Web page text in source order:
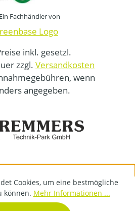
Ein Fachhändler von
inkl. gesetzl.
zzgl. Versandkosten
wenn
angegeben.
Cookies, um eine bestmögliche
können. Mehr Informationen ...